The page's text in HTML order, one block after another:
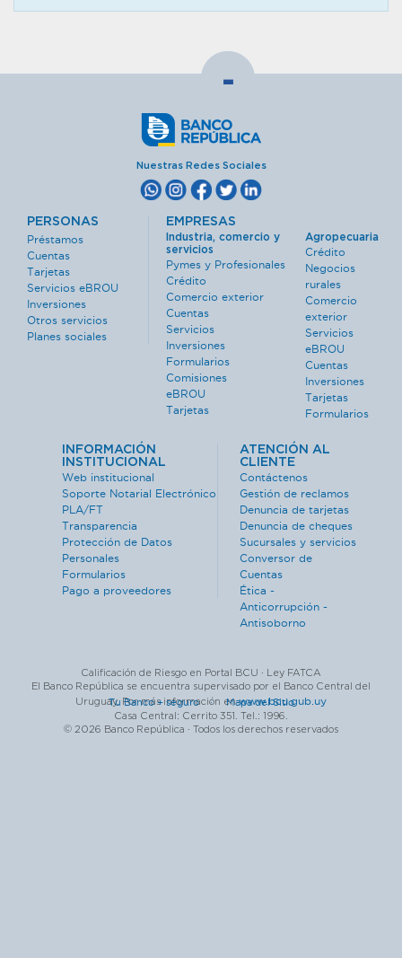
-
Nuestras Redes Sociales
PERSONAS
Préstamos
Cuentas
Tarjetas
Servicios eBROU
Inversiones
Otros servicios
Planes sociales
EMPRESAS
Industria, comercio y
servicios
Pymes y Profesionales
Crédito
Comercio exterior
Cuentas
Servicios
Inversiones
Formularios
Comisiones
eBROU
Tarjetas
Agropecuaria
Crédito
Negocios
rurales
Comercio
exterior
Servicios
eBROU
Cuentas
Inversiones
Tarjetas
Formularios
INFORMACIÓN
INSTITUCIONAL
Web institucional
Soporte Notarial Electrónico
PLA/FT
Transparencia
Protección de Datos
Personales
Formularios
Pago a proveedores
ATENCIÓN AL
CLIENTE
Contáctenos
Gestión de reclamos
Denuncia de tarjetas
Denuncia de cheques
Sucursales y servicios
Conversor de
Cuentas
Ética -
Anticorrupción -
Antisoborno
Calificación de Riesgo en Portal BCU · Ley FATCA
El Banco República se encuentra supervisado por el Banco Central del
Uruguay. Por más información enwww.bcu.gub.uy
Tu Banco + seguro · Mapa del Sitio
Casa Central: Cerrito 351. Tel.: 1996.
© 2026 Banco República · Todos los derechos reservados